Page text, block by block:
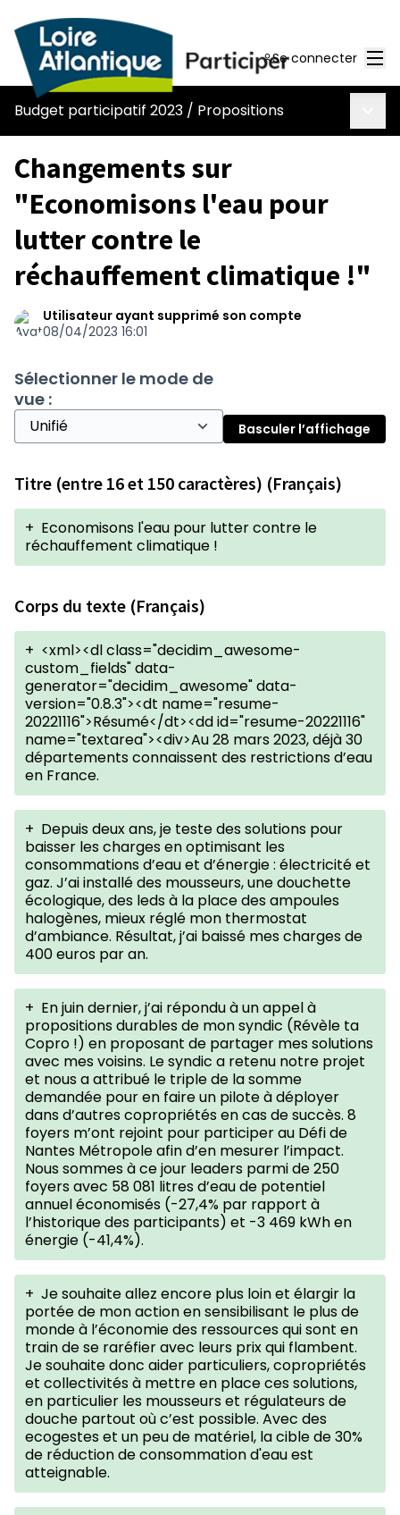
Se connecter
Budget participatif 2023 / Propositions
Changements sur
"Economisons l'eau pour
lutter contre le
réchauffement climatique !"
Utilisateur ayant supprimé son compte
08/04/2023 16:01
Sélectionner le mode de
vue :
Basculer l’affichage
Titre (entre 16 et 150 caractères) (Français)
+ Economisons l'eau pour lutter contre le
réchauffement climatique !
Corps du texte (Français)
+ <xml><dl class="decidim_awesome-
custom_fields" data-
generator="decidim_awesome" data-
version="0.8.3"><dt name="resume-
20221116">Résumé</dt><dd id="resume-20221116"
name="textarea"><div>Au 28 mars 2023, déjà 30
départements connaissent des restrictions d’eau
en France.
+ Depuis deux ans, je teste des solutions pour
baisser les charges en optimisant les
consommations d’eau et d’énergie : électricité et
gaz. J’ai installé des mousseurs, une douchette
écologique, des leds à la place des ampoules
halogènes, mieux réglé mon thermostat
d’ambiance. Résultat, j’ai baissé mes charges de
400 euros par an.
+ En juin dernier, j’ai répondu à un appel à
propositions durables de mon syndic (Révèle ta
Copro !) en proposant de partager mes solutions
avec mes voisins. Le syndic a retenu notre projet
et nous a attribué le triple de la somme
demandée pour en faire un pilote à déployer
dans d’autres copropriétés en cas de succès. 8
foyers m’ont rejoint pour participer au Défi de
Nantes Métropole afin d’en mesurer l’impact.
Nous sommes à ce jour leaders parmi de 250
foyers avec 58 081 litres d’eau de potentiel
annuel économisés (-27,4% par rapport à
l’historique des participants) et -3 469 kWh en
énergie (-41,4%).
+ Je souhaite allez encore plus loin et élargir la
portée de mon action en sensibilisant le plus de
monde à l’économie des ressources qui sont en
train de se raréfier avec leurs prix qui flambent.
Je souhaite donc aider particuliers, copropriétés
et collectivités à mettre en place ces solutions,
en particulier les mousseurs et régulateurs de
douche partout où c’est possible. Avec des
ecogestes et un peu de matériel, la cible de 30%
de réduction de consommation d'eau est
atteignable.